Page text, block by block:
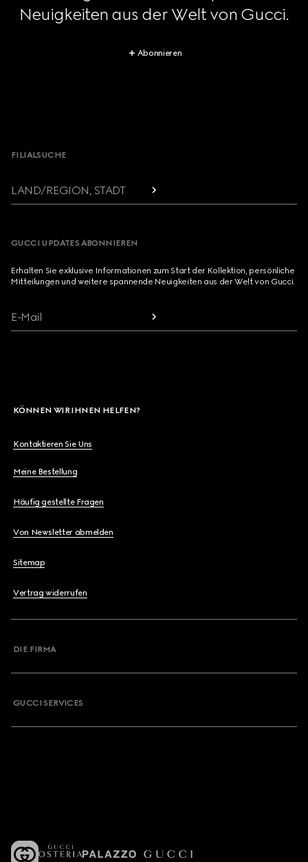
Neuigkeiten aus der Welt von Gucci.
Abonnieren
FILIALSUCHE
LAND/REGION, STADT
GUCCI UPDATES ABONNIEREN
Erhalten Sie exklusive Informationen zum Start der Kollektion, persönliche
Mitteilungen und weitere spannende Neuigkeiten aus der Welt von Gucci.
E-Mail
KÖNNEN WIR IHNEN HELFEN?
Kontaktieren Sie Uns
Meine Bestellung
Häufig gestellte Fragen
Von Newsletter abmelden
Sitemap
Vertrag widerrufen
DIE FIRMA
GUCCI SERVICES